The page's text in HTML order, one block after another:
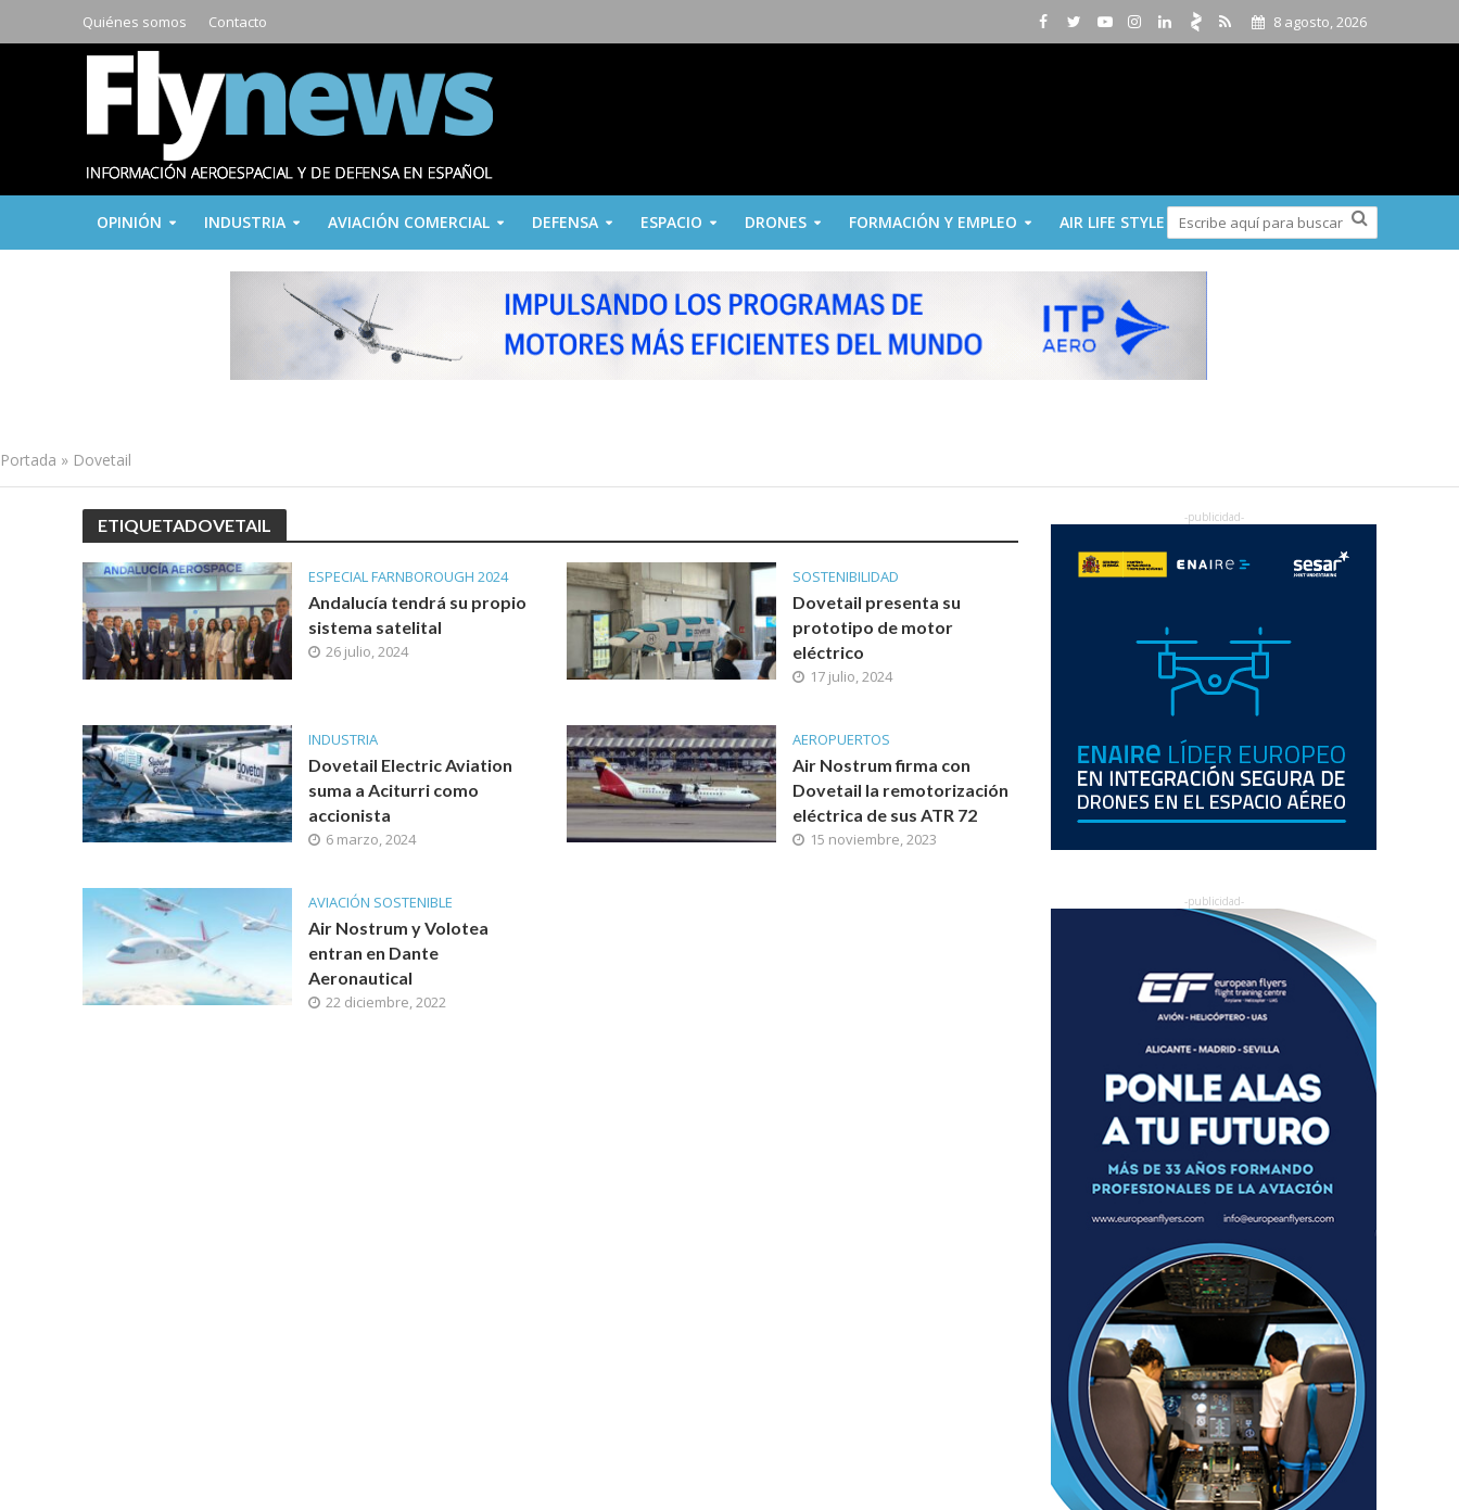
Quiénes somos Contacto 8 agosto, 2026
OPINIÓN INDUSTRIA AVIACIÓN COMERCIAL DEFENSA ESPACIO DRONES FORMACIÓN Y EMPLEO AIR LIFE STYLE
Portada » Dovetail
ETIQUETADOVETAIL
ESPECIAL FARNBOROUGH 2024
Andalucía tendrá su propio
sistema satelital
26 julio, 2024
SOSTENIBILIDAD
Dovetail presenta su
prototipo de motor
eléctrico
17 julio, 2024
INDUSTRIA
Dovetail Electric Aviation
suma a Aciturri como
accionista
6 marzo, 2024
AEROPUERTOS
Air Nostrum firma con
Dovetail la remotorización
eléctrica de sus ATR 72
15 noviembre, 2023
AVIACIÓN SOSTENIBLE
Air Nostrum y Volotea
entran en Dante
Aeronautical
22 diciembre, 2022